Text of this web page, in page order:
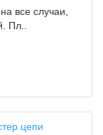
все случаи,
Пл..